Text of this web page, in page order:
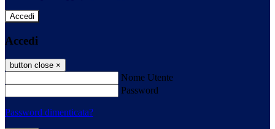
Accedi
Accedi
button close ×
Nome Utente
Password
Password dimenticata?